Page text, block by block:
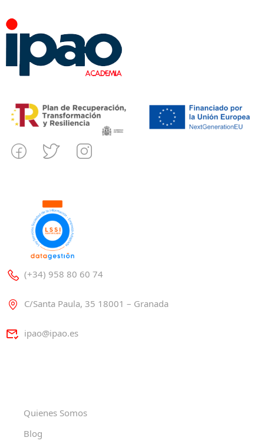
(+34) 958 80 60 74
C/Santa Paula, 35 18001 – Granada
ipao@ipao.es
Quienes Somos
Blog